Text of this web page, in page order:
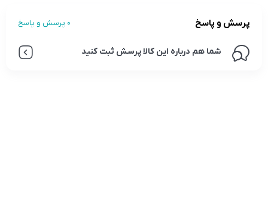
پرسش و پاسخ 0 پرسش و پاسخ
شما هم درباره این کالا پرسش ثبت کنید